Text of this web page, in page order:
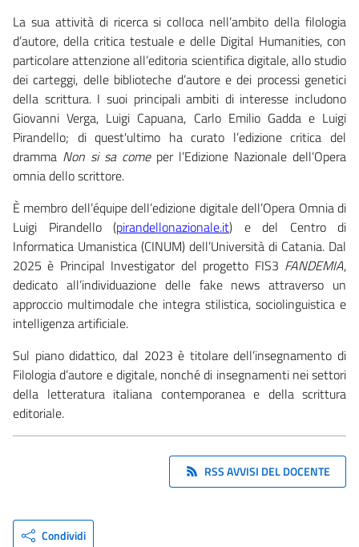
La sua attività di ricerca si colloca nell’ambito della filologia
d’autore, della critica testuale e delle Digital Humanities, con
particolare attenzione all’editoria scientifica digitale, allo studio
dei carteggi, delle biblioteche d’autore e dei processi genetici
della scrittura. I suoi principali ambiti di interesse includono
Giovanni Verga, Luigi Capuana, Carlo Emilio Gadda e Luigi
Pirandello; di quest'ultimo ha curato l’edizione critica del
dramma Non si sa comeper l’Edizione Nazionale dell’Opera
omnia dello scrittore.
È membro dell’équipe dell’edizione digitale dell’Opera Omnia di
Luigi Pirandello (pirandellonazionale.it) e del Centro di
Informatica Umanistica (CINUM) dell’Università di Catania. Dal
2025 è Principal Investigator del progetto FIS3 FANDEMIA,
dedicato all’individuazione delle fake news attraverso un
approccio multimodale che integra stilistica, sociolinguistica e
intelligenza artificiale.
Sul piano didattico, dal 2023 è titolare dell’insegnamento di
Filologia d’autore e digitale, nonché di insegnamenti nei settori
della letteratura italiana contemporanea e della scrittura
editoriale.
RSS AVVISI DEL DOCENTE
Condividi